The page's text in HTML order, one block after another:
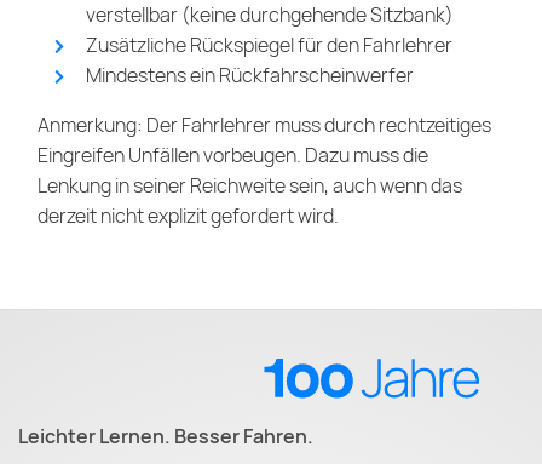
verstellbar (keine durchgehende Sitzbank)
Zusätzliche Rückspiegel für den Fahrlehrer
Mindestens ein Rückfahrscheinwerfer
Anmerkung: Der Fahrlehrer muss durch rechtzeitiges
Eingreifen Unfällen vorbeugen. Dazu muss die
Lenkung in seiner Reichweite sein, auch wenn das
derzeit nicht explizit gefordert wird.
Leichter Lernen. Besser Fahren.